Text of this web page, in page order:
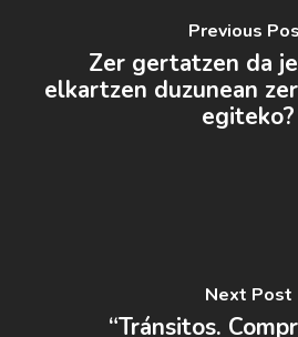
Previous
Zer gertatzen da
elkartzen duzunean
egiteko?
Next Post
“Tránsitos.